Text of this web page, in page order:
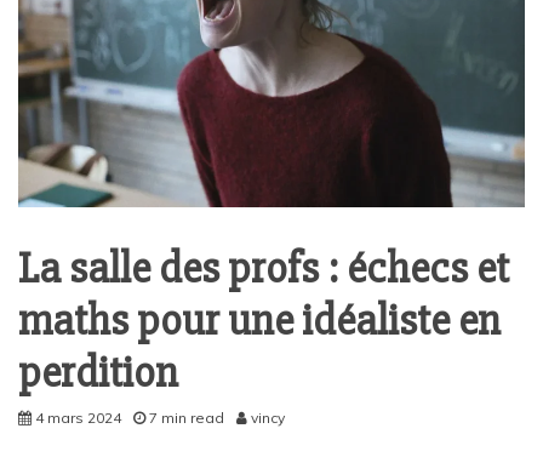
La salle des profs : échecs et
maths pour une idéaliste en
perdition
4 mars 2024 7 min read vincy